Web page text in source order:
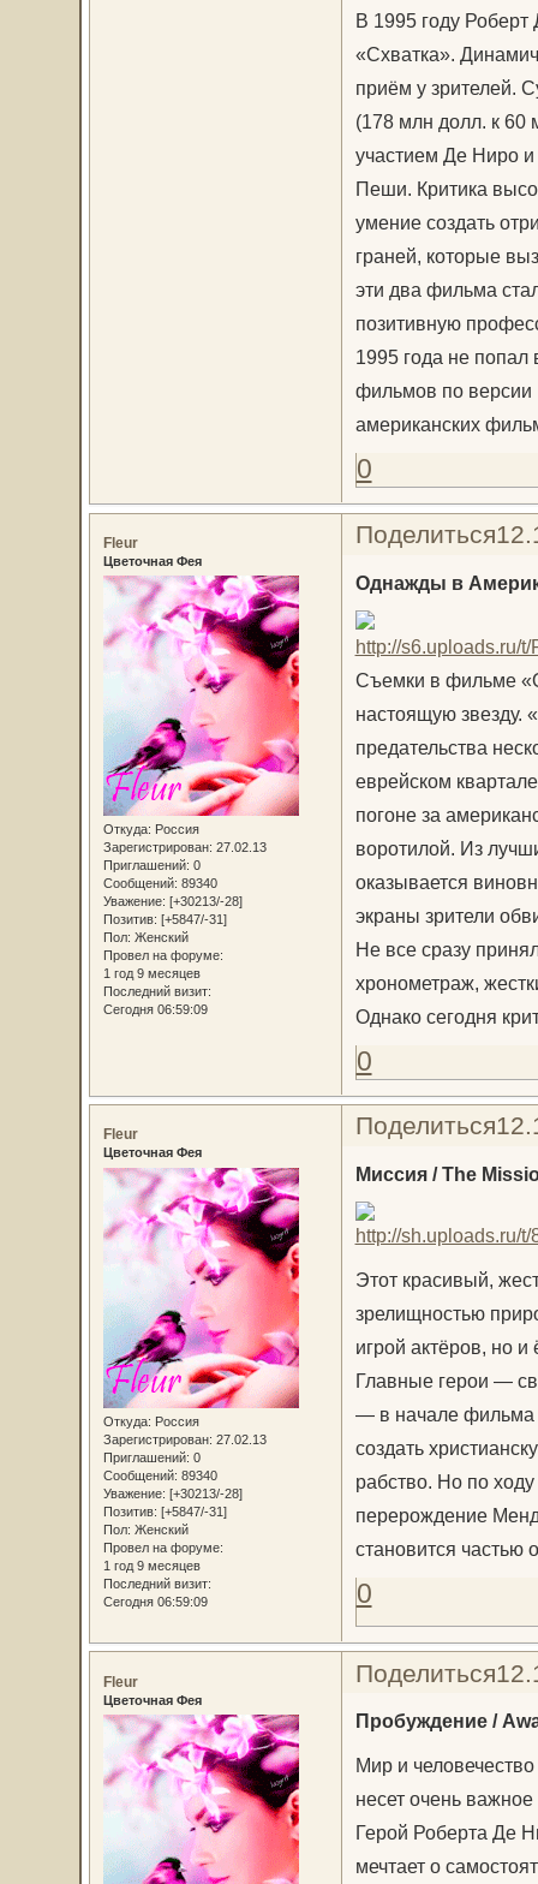
В 1995 году
«Схватка».
приём у зрителей.
(178 млн долл. к 60
участием Де Ниро и
Пеши. Критика
умение создать
граней, которые
эти два фильма
позитивную
1995 года не попал
фильмов по версии
американских
0
Поделиться
Fleur
Цветочная Фея
Откуда: Россия
Зарегистрирован: 27.02.13
Приглашений: 0
Сообщений: 89340
Уважение: [+30213/-28]
Позитив: [+5847/-31]
Пол: Женский
Провел на форуме:
1 год 9 месяцев
Последний визит:
Сегодня 06:59:09
Однажды в
Съемки в фильме
настоящую
предательства
еврейском
погоне за
воротилой. Из
оказывается
экраны зрители
Не все сразу
хронометраж,
Однако сегодня
0
Поделиться
Fleur
Цветочная Фея
Откуда: Россия
Зарегистрирован: 27.02.13
Приглашений: 0
Сообщений: 89340
Уважение: [+30213/-28]
Позитив: [+5847/-31]
Пол: Женский
Провел на форуме:
1 год 9 месяцев
Последний визит:
Сегодня 06:59:09
Миссия / The
Этот красивый,
зрелищностью
игрой актёров, но
Главные герои —
— в начале фильма
создать
рабство. Но по
перерождение
становится частью
0
Поделиться
Fleur
Цветочная Фея
Пробуждение /
Мир и
несет очень
Герой Роберта Де
мечтает о